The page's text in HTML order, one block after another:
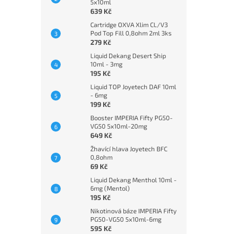
5x10ml
639 Kč
Cartridge OXVA Xlim CL/V3
Pod Top Fill 0,8ohm 2ml 3ks
279 Kč
Liquid Dekang Desert Ship
10ml - 3mg
195 Kč
Liquid TOP Joyetech DAF 10ml
- 6mg
199 Kč
Booster IMPERIA Fifty PG50-
VG50 5x10ml-20mg
649 Kč
Žhavící hlava Joyetech BFC
0,8ohm
69 Kč
Liquid Dekang Menthol 10ml -
6mg (Mentol)
195 Kč
Nikotinová báze IMPERIA Fifty
PG50-VG50 5x10ml-6mg
595 Kč